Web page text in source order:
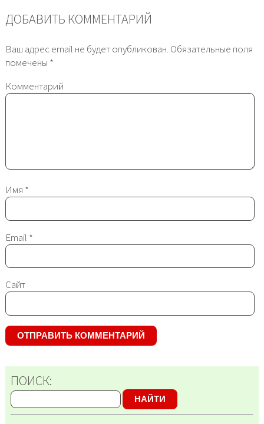
ДОБАВИТЬ КОММЕНТАРИЙ
Ваш адрес email не будет опубликован. Обязательные поля
помечены *
Комментарий
Имя *
Email *
Сайт
ПОИСК:
НАЙТИ